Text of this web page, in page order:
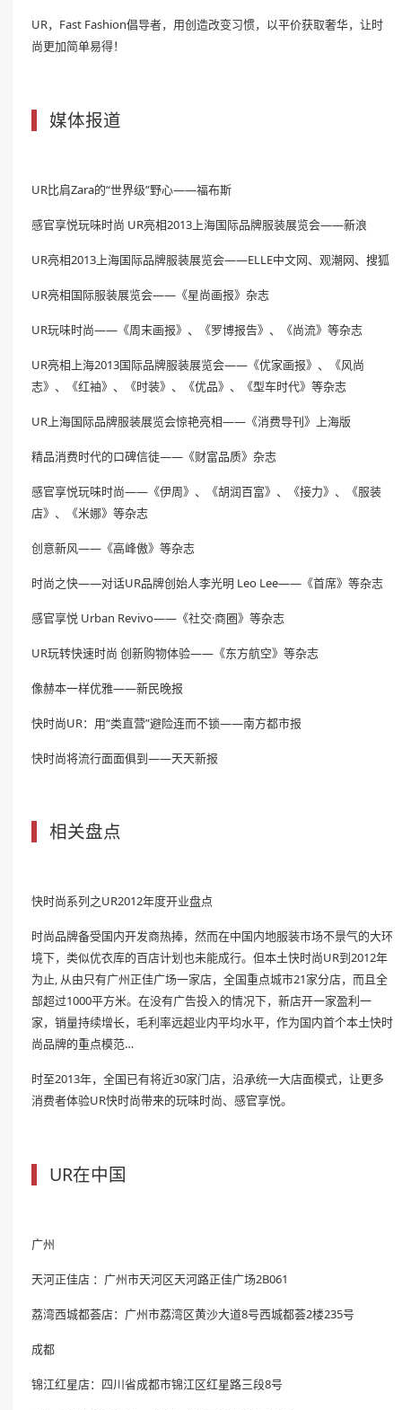
UR，Fast Fashion倡导者，用创造改变习惯，以平价获取奢华，让时
尚更加简单易得！
媒体报道
UR比肩Zara的“世界级”野心——福布斯
感官享悦玩味时尚 UR亮相2013上海国际品牌服装展览会——新浪
UR亮相2013上海国际品牌服装展览会——ELLE中文网、观潮网、搜狐
UR亮相国际服装展览会——《星尚画报》杂志
UR玩味时尚——《周末画报》、《罗博报告》、《尚流》等杂志
UR亮相上海2013国际品牌服装展览会——《优家画报》、《风尚
志》、《红袖》、《时装》、《优品》、《型车时代》等杂志
UR上海国际品牌服装展览会惊艳亮相——《消费导刊》上海版
精品消费时代的口碑信徒——《财富品质》杂志
感官享悦玩味时尚——《伊周》、《胡润百富》、《接力》、《服装
店》、《米娜》等杂志
创意新风——《高峰傲》等杂志
时尚之快——对话UR品牌创始人李光明 Leo Lee——《首席》等杂志
感官享悦 Urban Revivo——《社交·商圈》等杂志
UR玩转快速时尚 创新购物体验——《东方航空》等杂志
像赫本一样优雅——新民晚报
快时尚UR：用“类直营”避险连而不锁——南方都市报
快时尚将流行面面俱到——天天新报
相关盘点
快时尚系列之UR2012年度开业盘点
时尚品牌备受国内开发商热捧，然而在中国内地服装市场不景气的大环
境下，类似优衣库的百店计划也未能成行。但本土快时尚UR到2012年
为止, 从由只有广州正佳广场一家店，全国重点城市21家分店，而且全
部超过1000平方米。在没有广告投入的情况下，新店开一家盈利一
家，销量持续增长，毛利率远超业内平均水平，作为国内首个本土快时
尚品牌的重点模范…
时至2013年，全国已有将近30家门店，沿承统一大店面模式，让更多
消费者体验UR快时尚带来的玩味时尚、感官享悦。
UR在中国
广州
天河正佳店 ：广州市天河区天河路正佳广场2B061
荔湾西城都荟店：广州市荔湾区黄沙大道8号西城都荟2楼235号
成都
锦江红星店：四川省成都市锦江区红星路三段8号